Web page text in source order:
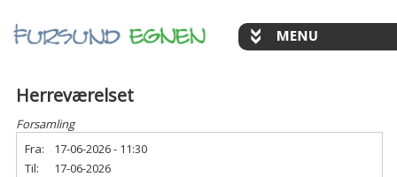
Herreværelset
Forsamling
Fra:
17-06-2026 - 11:30
Til:
17-06-2026